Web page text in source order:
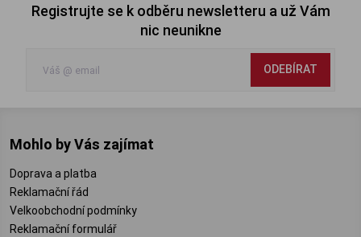
Registrujte se k odběru newsletteru a už Vám
nic neunikne
ODEBÍRAT
Mohlo by Vás zajímat
Doprava a platba
Reklamační řád
Velkoobchodní podmínky
Reklamační formulář